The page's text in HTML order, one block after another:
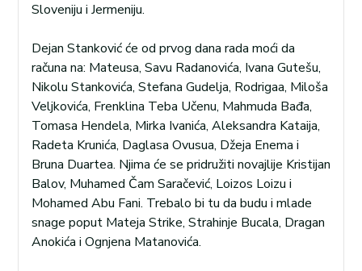
Sloveniju i Jermeniju.
Dejan Stanković će od prvog dana rada moći da
računa na: Mateusa, Savu Radanovića, Ivana Gutešu,
Nikolu Stankovića, Stefana Gudelja, Rodrigaa, Miloša
Veljkovića, Frenklina Teba Učenu, Mahmuda Bađa,
Tomasa Hendela, Mirka Ivanića, Aleksandra Kataija,
Radeta Krunića, Daglasa Ovusua, Džeja Enema i
Bruna Duartea. Njima će se pridružiti novajlije Kristijan
Balov, Muhamed Čam Saračević, Loizos Loizu i
Mohamed Abu Fani. Trebalo bi tu da budu i mlade
snage poput Mateja Strike, Strahinje Bucala, Dragan
Anokića i Ognjena Matanovića.